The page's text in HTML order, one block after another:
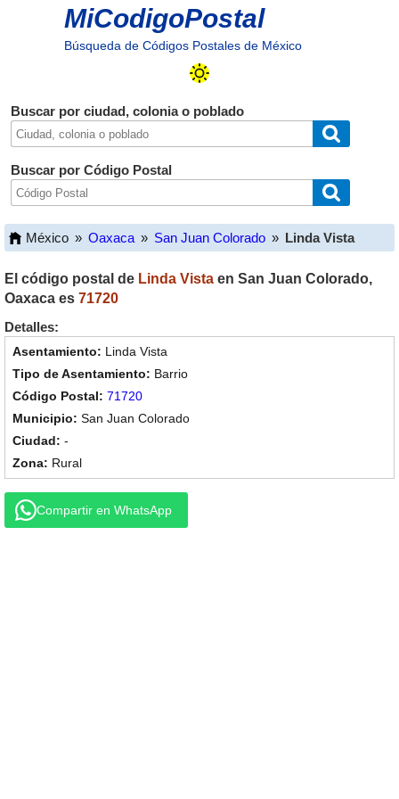
MiCodigoPostal
Búsqueda de Códigos Postales de México
Buscar por ciudad, colonia o poblado
Buscar por Código Postal
México » Oaxaca » San Juan Colorado » Linda Vista
El código postal de Linda Vista en San Juan Colorado,
Oaxaca es 71720
Detalles:
Linda Vista
Barrio
71720
San Juan Colorado
-
Rural
Compartir en WhatsApp